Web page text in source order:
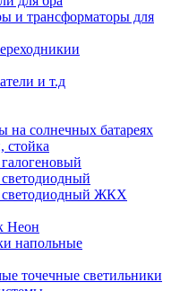
и трансформаторы для
и т.д
на солнечных батареях
стойка
светодиодный ЖКХ
Неон
напольные
точечные светильники